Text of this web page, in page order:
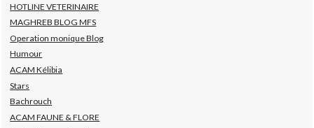
HOTLINE VETERINAIRE
MAGHREB BLOG MFS
Operation monique Blog
Humour
ACAM Kélibia
Stars
Bachrouch
ACAM FAUNE & FLORE